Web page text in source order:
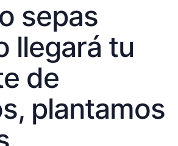
sepas
llegará tu
de
plantamos